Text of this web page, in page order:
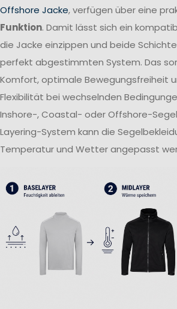
Offshore Jacke, verfügen über eine
Funktion. Damit lässt sich ein
die Jacke einzippen und beide
perfekt abgestimmten System. Das
Komfort, optimale Bewegungsfreiheit
Flexibilität bei wechselnden
Inshore-, Coastal- oder Offshore-
Layering-System kann die
Temperatur und Wetter angepasst